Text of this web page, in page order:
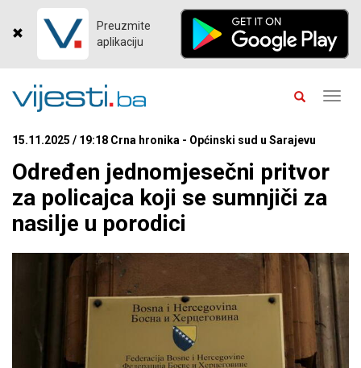
Preuzmite
aplikaciju
15.11.2025 / 19:18 Crna hronika - Općinski sud u Sarajevu
Određen jednomjesečni pritvor
za policajca koji se sumnjiči za
nasilje u porodici